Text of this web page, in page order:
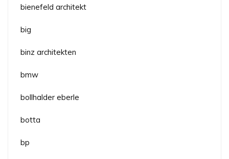
bienefeld architekt
big
binz architekten
bmw
bollhalder eberle
botta
bp